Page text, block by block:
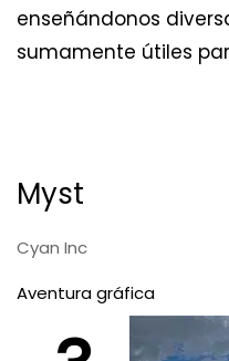
enseñándonos
sumamente útiles
Myst
Cyan Inc
Aventura gráfica